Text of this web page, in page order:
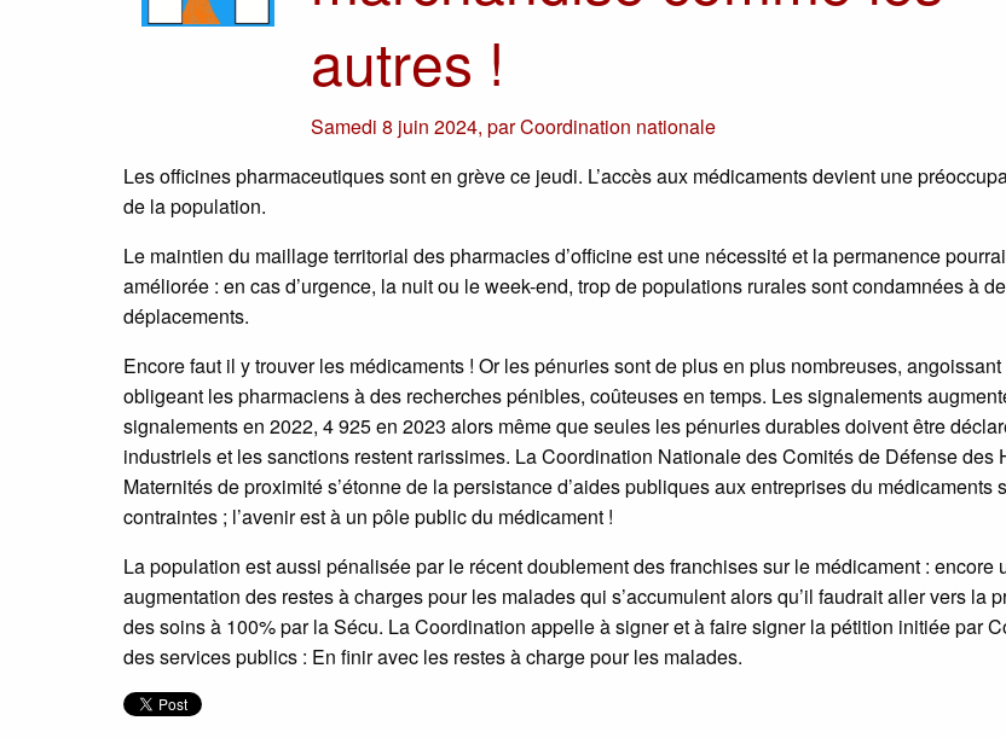
autres !
Samedi 8 juin 2024,parCoordination nationale
Les officines pharmaceutiques sont en grève ce jeudi. L’accès aux médicaments devient une
de la population.
Le maintien du maillage territorial des pharmacies d’officine est une nécessité et la permanence
améliorée : en cas d’urgence, la nuit ou le week-end, trop de populations rurales sont condamnées à
déplacements.
Encore faut il y trouver les médicaments ! Or les pénuries sont de plus en plus nombreuses,
obligeant les pharmaciens à des recherches pénibles, coûteuses en temps. Les signalements
signalements en 2022, 4 925 en 2023 alors même que seules les pénuries durables doivent être
industriels et les sanctions restent rarissimes. La Coordination Nationale des Comités de Défense des
Maternités de proximité s’étonne de la persistance d’aides publiques aux entreprises du médicaments
contraintes ; l’avenir est à un pôle public du médicament !
La population est aussi pénalisée par le récent doublement des franchises sur le médicament : encore
augmentation des restes à charges pour les malades qui s’accumulent alors qu’il faudrait aller vers la
des soins à 100% par la Sécu. La Coordination appelle à signer et à faire signer la pétition initiée par
des services publics : En finir avec les restes à charge pour les malades.